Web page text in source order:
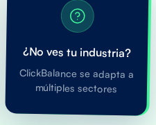
¿No ves tu industria?
ClickBalance se adapta a
múltiples sectores